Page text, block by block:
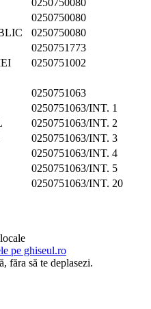
0250750080
0250750080
0250751773
0250751002
0250751063
0250751063/INT. 1
0250751063/INT. 2
0250751063/INT. 3
0250751063/INT. 4
0250751063/INT. 5
0250751063/INT. 20
făra să te deplasezi.